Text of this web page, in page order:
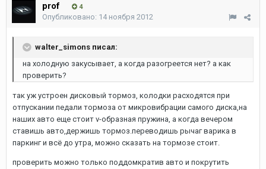
prof 4
Опубликовано: 14 ноября 2012
walter_simons писал:
на холодную закусывает, а когда разогреется нет? а как
проверить?
так уж устроен дисковый тормоз, колодки расходятся при
отпускании педали тормоза от микровибрации самого диска,на
наших авто еще стоит v-образная пружина, а когда вечером
ставишь авто,держишь тормоз.переводишь рычаг варика в
паркинг и всё до утра, можно сказать на тормозе стоит.
проверить можно только поддомкратив авто и покрутить